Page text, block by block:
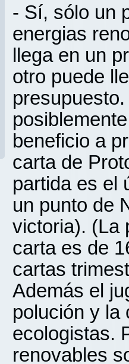
- Sí, sólo un
energias
llega en un
otro puede
beneficio a
carta de
partida es el
un punto de
victoria). (La
carta es de
cartas
Además el
polución y la
ecologistas.
renovables